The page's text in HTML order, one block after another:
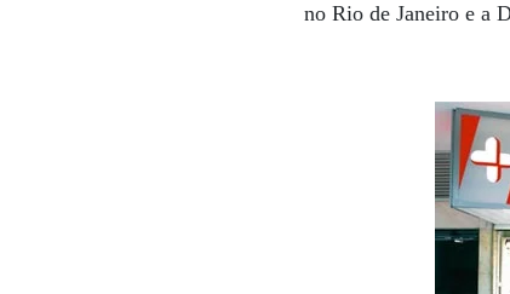
no Rio de Janeiro e a